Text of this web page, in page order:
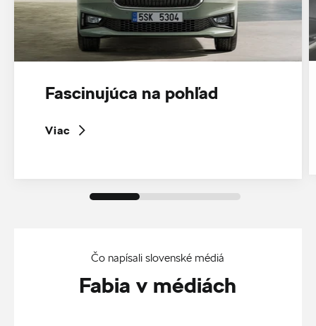
Fascinujúca na pohľad
Viac
Čo napísali slovenské médiá
Fabia v médiách